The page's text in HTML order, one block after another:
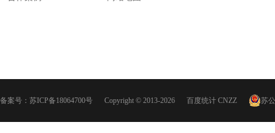
备案号： 苏ICP备18064700号 Copyright © 2013-2026 百度统计 CNZZ 苏